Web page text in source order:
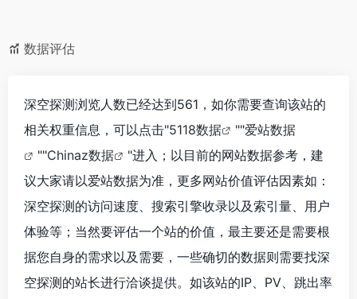
数据评估
深空探测浏览人数已经达到561，如你需要查询该站的
相关权重信息，可以点击"5118数据 ""爱站数据
""Chinaz数据
"进入；以目前的网站数据参考，建
议大家请以爱站数据为准，更多网站价值评估因素如：
深空探测的访问速度、搜索引擎收录以及索引量、用户
体验等；当然要评估一个站的价值，最主要还是需要根
据您自身的需求以及需要，一些确切的数据则需要找深
空探测的站长进行洽谈提供。如该站的IP、PV、跳出率